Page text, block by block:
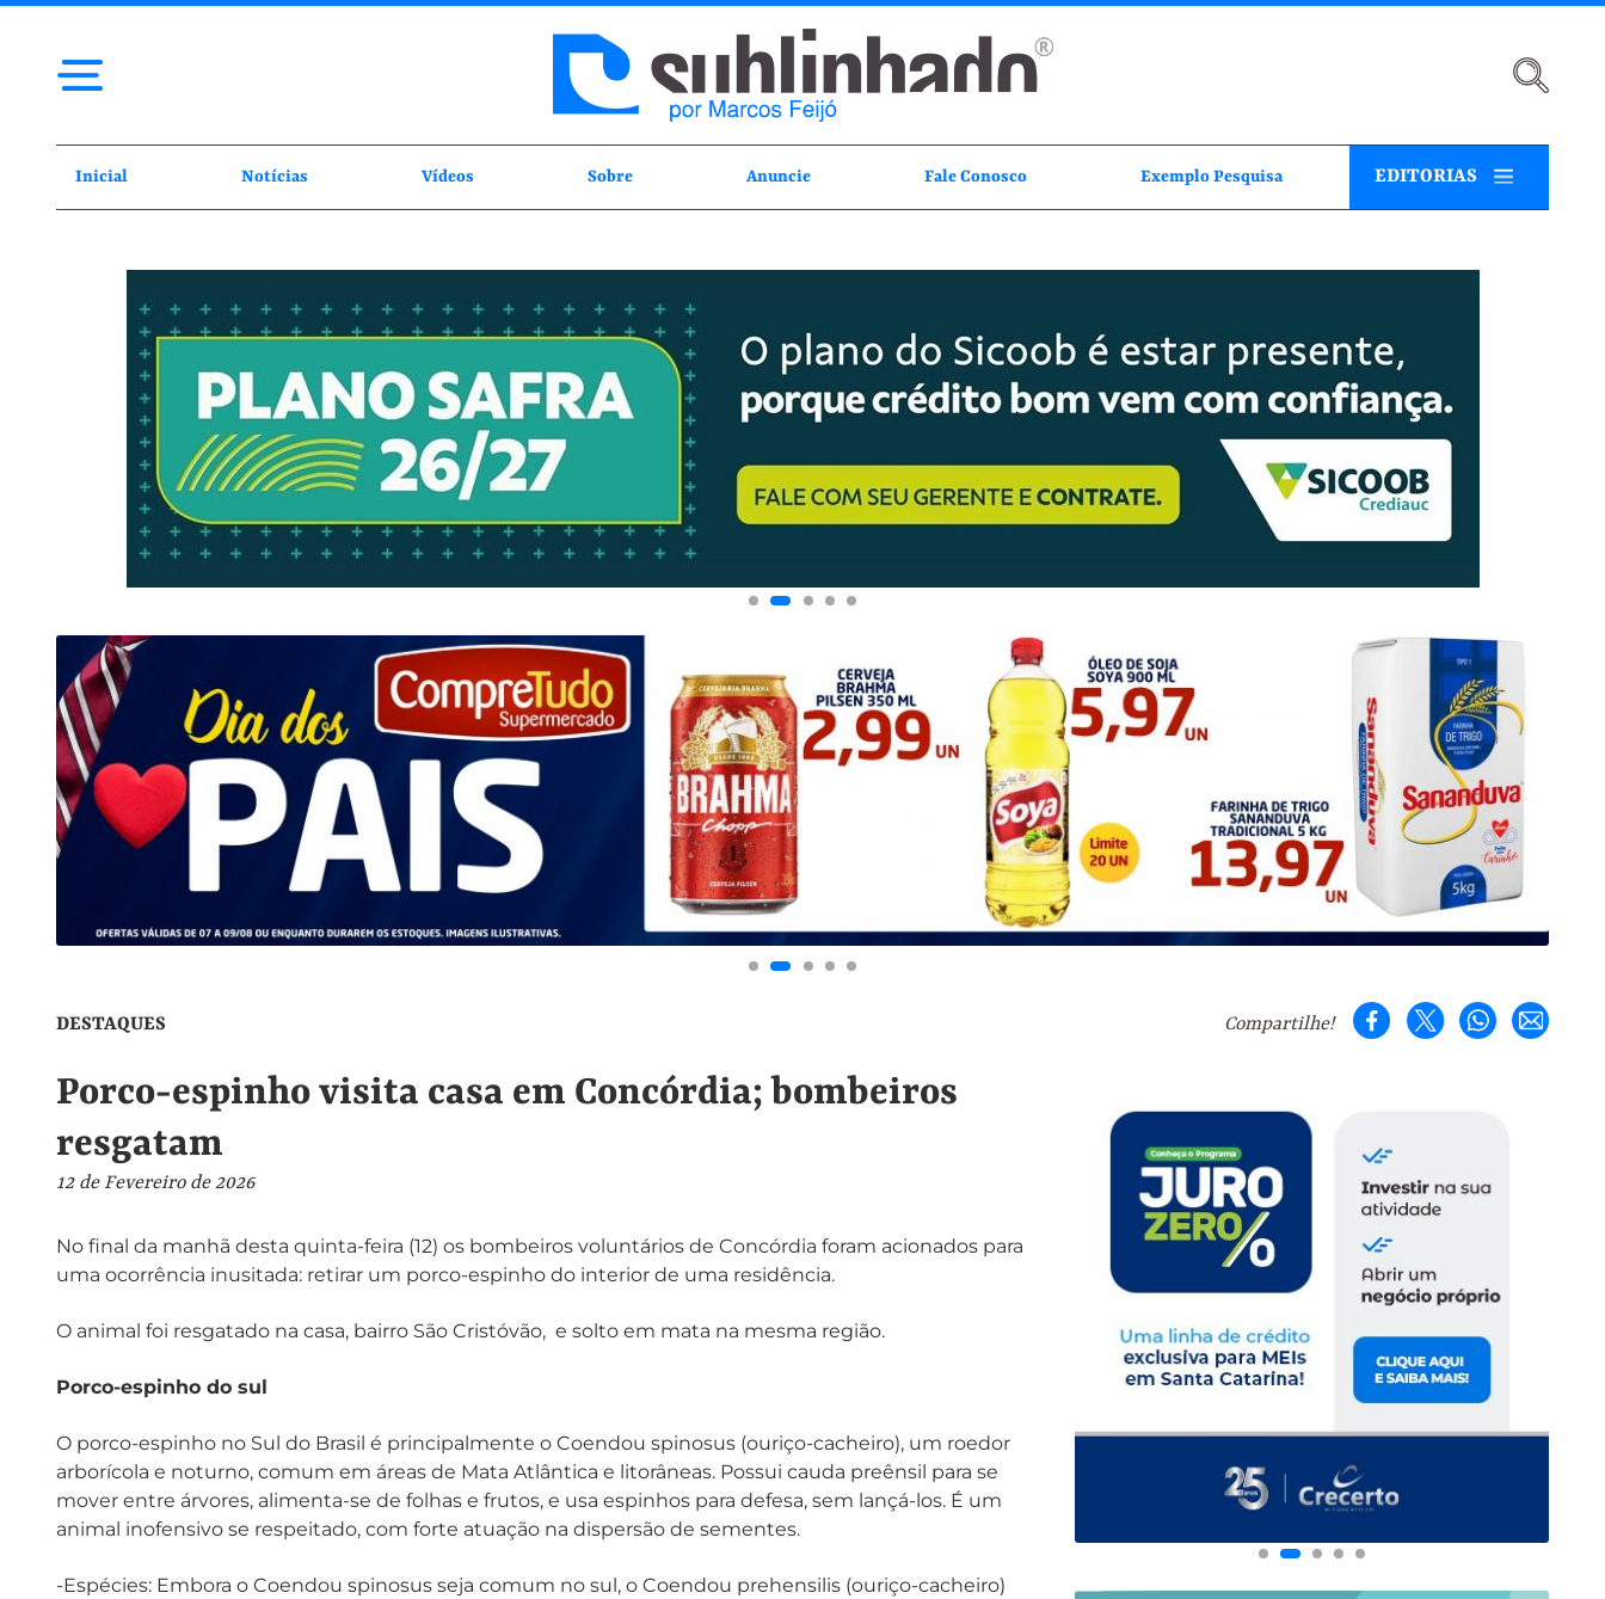
Inicial Notícias Vídeos Sobre Anuncie Fale Conosco Exemplo Pesquisa EDITORIAS
DESTAQUES Compartilhe!
Porco-espinho visita casa em Concórdia; bombeiros
resgatam
12 de Fevereiro de 2026
No final da manhã desta quinta-feira (12) os bombeiros voluntários de Concórdia foram acionados para
uma ocorrência inusitada: retirar um porco-espinho do interior de uma residência.
O animal foi resgatado na casa, bairro São Cristóvão, e solto em mata na mesma região.
Porco-espinho do sul
O porco-espinho no Sul do Brasil é principalmente o Coendou spinosus (ouriço-cacheiro), um roedor
arborícola e noturno, comum em áreas de Mata Atlântica e litorâneas. Possui cauda preênsil para se
mover entre árvores, alimenta-se de folhas e frutos, e usa espinhos para defesa, sem lançá-los. É um
animal inofensivo se respeitado, com forte atuação na dispersão de sementes.
-Espécies: Embora o Coendou spinosus seja comum no sul, o Coendou prehensilis (ouriço-cacheiro)